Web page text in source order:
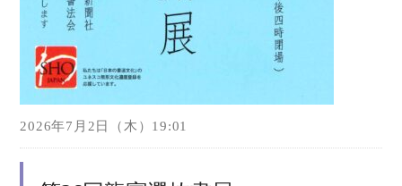
2026年7月2日（木）19:01